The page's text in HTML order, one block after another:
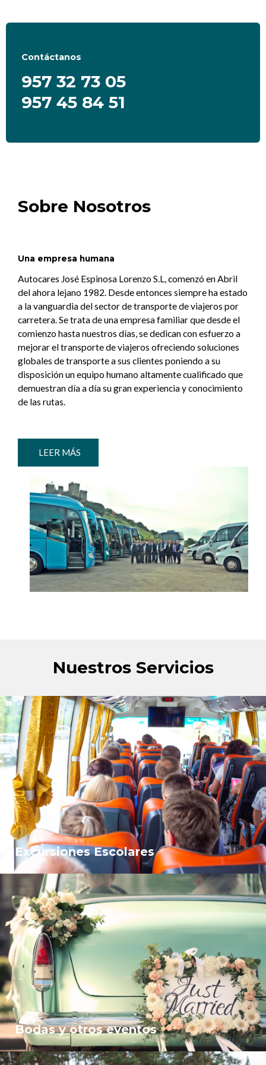
Contáctanos
957 32 73 05
957 45 84 51
Sobre Nosotros
Una empresa humana
Autocares José Espinosa Lorenzo S.L, comenzó en Abril
del ahora lejano 1982. Desde entonces siempre ha estado
a la vanguardia del sector de transporte de viajeros por
carretera. Se trata de una empresa familiar que desde el
comienzo hasta nuestros días, se dedican con esfuerzo a
mejorar el transporte de viajeros ofreciendo soluciones
globales de transporte a sus clientes poniendo a su
disposición un equipo humano altamente cualificado que
demuestran día a día su gran experiencia y conocimiento
de las rutas.
LEER MÁS
Nuestros Servicios
Excursiones Escolares
Bodas y otros eventos